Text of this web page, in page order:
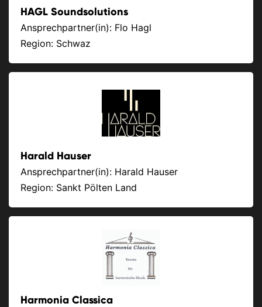
HAGL Soundsolutions
Ansprechpartner(in): Flo Hagl
Region: Schwaz
Harald Hauser
Ansprechpartner(in): Harald Hauser
Region: Sankt Pölten Land
Harmonia Classica